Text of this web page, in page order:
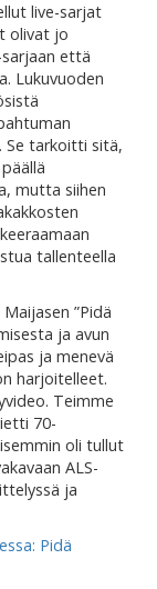
live-sarjat
olivat jo
että
Lukuvuoden
Se tarkoitti sitä,
mutta siihen
tallenteella
”Pidä
ja avun
ja menevä
harjoitelleet.
Teimme
70-
oli tullut
ALS-
ja
Pidä